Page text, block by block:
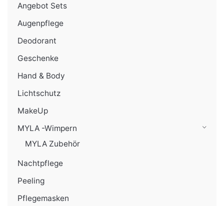
Angebot Sets
Augenpflege
Deodorant
Geschenke
Hand & Body
Lichtschutz
MakeUp
MYLA -Wimpern
MYLA Zubehör
Nachtpflege
Peeling
Pflegemasken